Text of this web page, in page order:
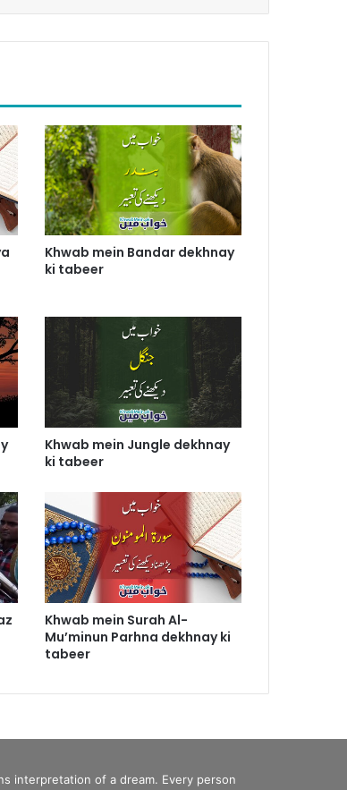
Khwab mein Bandar dekhnay
ki tabeer
Khwab mein Jungle dekhnay
ki tabeer
Khwab mein Surah Al-
Mu’minun Parhna dekhnay ki
tabeer
interpretation of a dream. Every person